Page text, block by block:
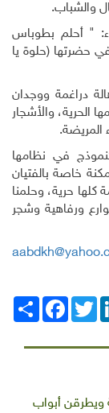
والشباب.
" أحلم بطوباس
في حضرتها (حلوة يا
دراغمة ووجدان
الحرية، والأشجار
المريضة.
في نظامها
خاصة بالفتيان
كلها حرية، وحلمنا
ورفاهية وشجر
انشر
FacebookTwitter
ويطرقن أبواب